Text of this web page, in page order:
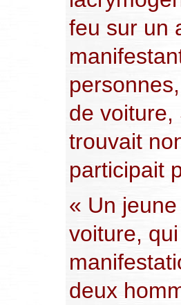
feu sur un
de voiture,
trouvait
participait
« Un
voiture,
deux